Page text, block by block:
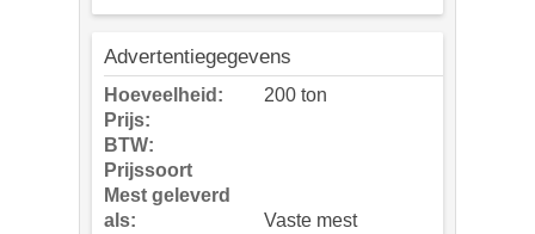
Advertentiegegevens
Hoeveelheid:
200 ton
Prijs:
BTW:
Prijssoort
Mest geleverd
als:
Vaste mest